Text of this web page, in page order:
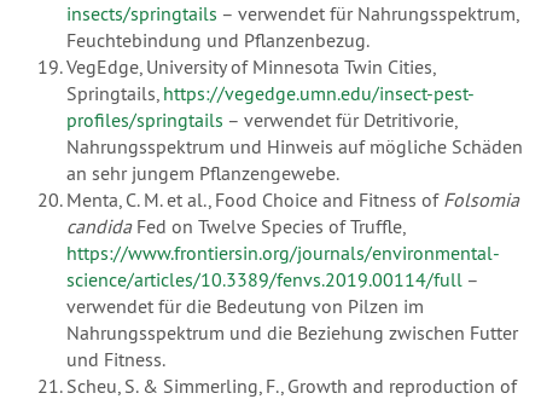
insects/springtails – verwendet für Nahrungsspektrum,
Feuchtebindung und Pflanzenbezug.
VegEdge, University of Minnesota Twin Cities,
Springtails, https://vegedge.umn.edu/insect-pest-
profiles/springtails – verwendet für Detritivorie,
Nahrungsspektrum und Hinweis auf mögliche Schäden
an sehr jungem Pflanzengewebe.
Menta, C. M. et al., Food Choice and Fitness of Folsomia
candidaFed on Twelve Species of Truffle,
https://www.frontiersin.org/journals/environmental-
science/articles/10.3389/fenvs.2019.00114/full –
verwendet für die Bedeutung von Pilzen im
Nahrungsspektrum und die Beziehung zwischen Futter
und Fitness.
Scheu, S. & Simmerling, F., Growth and reproduction of